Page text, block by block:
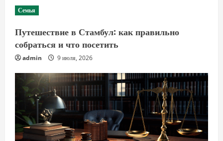
Семья
Путешествие в Стамбул: как правильно
собраться и что посетить
admin 9 июля, 2026